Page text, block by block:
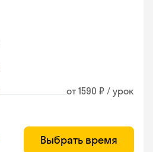
от 1590 ₽ / урок
Выбрать время